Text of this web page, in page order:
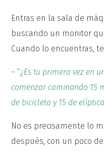
Entras en la sala de
buscando un monitor
Cuando lo encuentras,
– “¿Es tu primera vez en
comenzar caminando 15
de bicicleta y 15 de
No es precisamente lo
después, con un poco